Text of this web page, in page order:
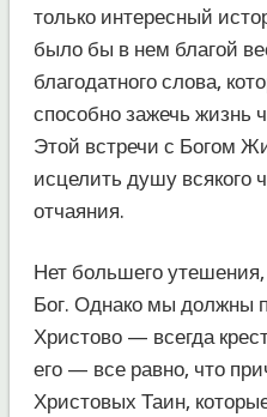
только интересный
было бы в нем благой
благодатного слова,
способно зажечь жизнь
Этой встречи с Богом
исцелить душу всякого
отчаяния.
Нет большего
Бог. Однако мы должны
Христово — всегда
его — все равно, что
Христовых Таин,